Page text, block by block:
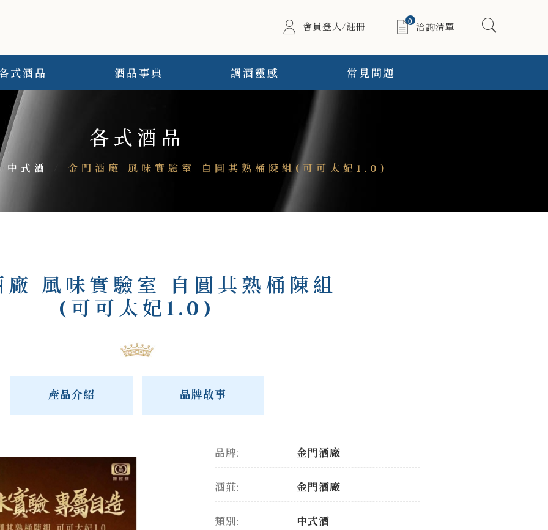
會員登入/註冊 0
洽詢清單
式酒品 酒品事典 調酒靈感 常見問題
各式酒品
中式酒 金門酒廠 風味實驗室 自圓其熟桶陳組(可可太妃1.0)
廠 風味實驗室 自圓其熟桶陳組
(可可太妃1.0)
產品介紹 品牌故事
品牌: 金門酒廠
酒莊: 金門酒廠
類別: 中式酒